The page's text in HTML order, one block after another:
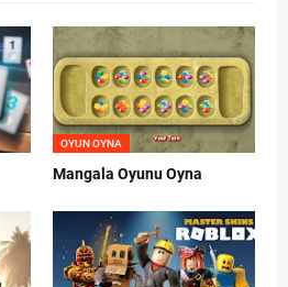
OYUN OYNA
Mangala Oyunu Oyna